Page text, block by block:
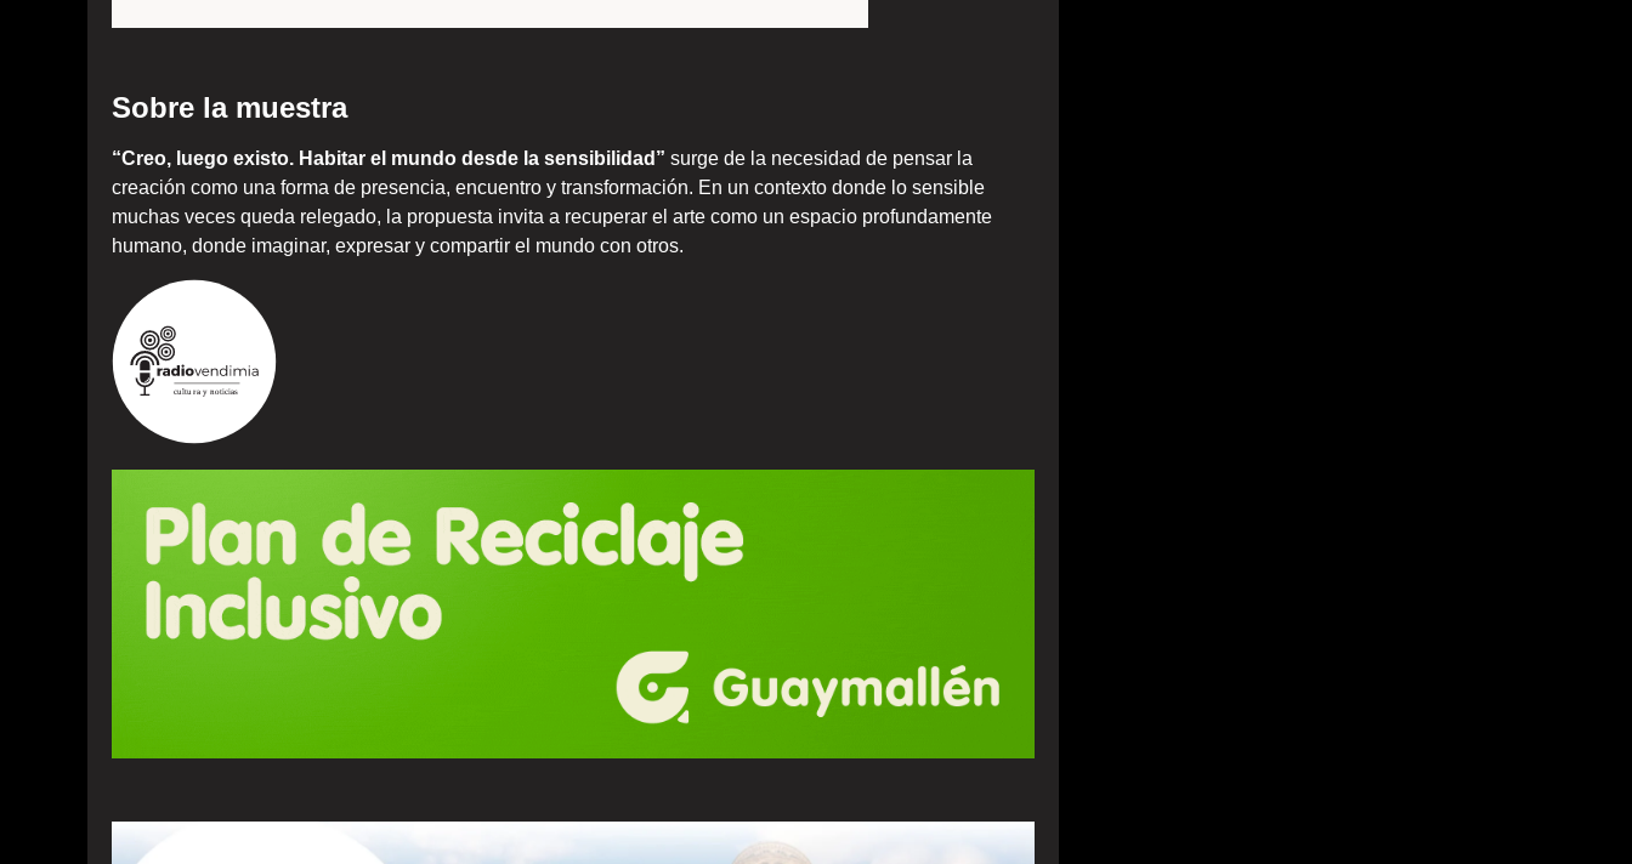
Sobre la muestra
“Creo, luego existo. Habitar el mundo desde la sensibilidad” surge de la necesidad de pensar la
creación como una forma de presencia, encuentro y transformación. En un contexto donde lo sensible
muchas veces queda relegado, la propuesta invita a recuperar el arte como un espacio profundamente
humano, donde imaginar, expresar y compartir el mundo con otros.